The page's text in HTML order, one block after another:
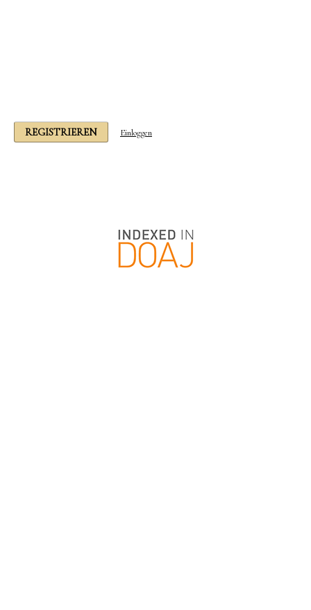
REGISTRIEREN Einloggen